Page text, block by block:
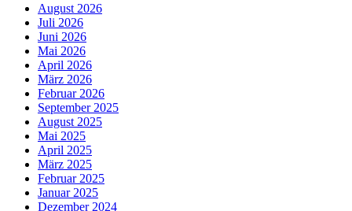
August 2026
Juli 2026
Juni 2026
Mai 2026
April 2026
März 2026
Februar 2026
September 2025
August 2025
Mai 2025
April 2025
März 2025
Februar 2025
Januar 2025
Dezember 2024